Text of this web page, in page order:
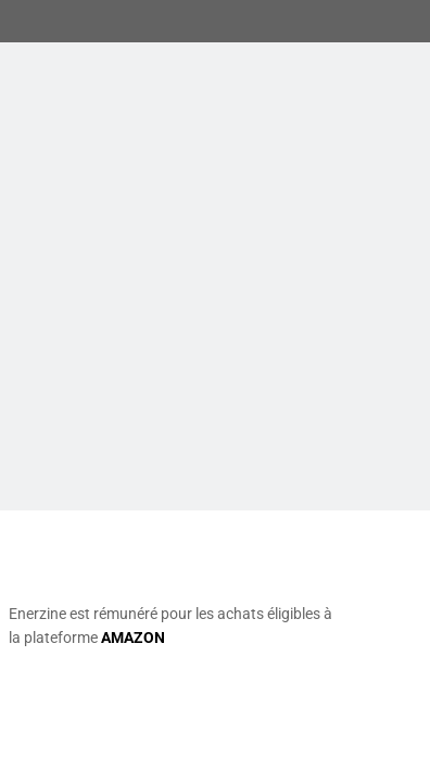
Enerzine est rémunéré pour les achats éligibles à
la plateformeAMAZON